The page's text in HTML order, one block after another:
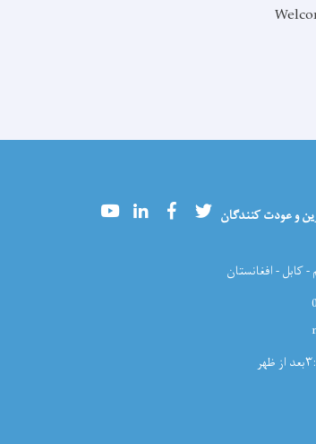
و عودت کنندگان YoutubeLinkedInFacebookTwitter
- کابل - افغانستان